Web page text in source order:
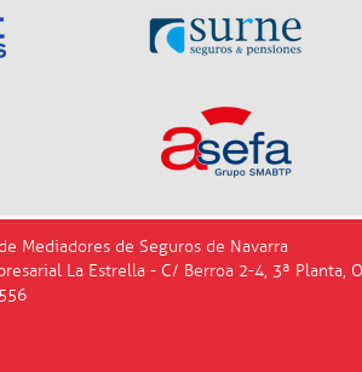
Mediadores de Seguros de Navarra
La Estrella - C/ Berroa 2-4, 3ª Planta,